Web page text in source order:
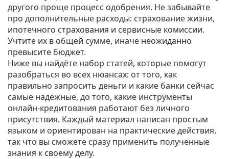
другого проще процесс одобрения. Не забывайте
про дополнительные расходы: страхование жизни,
ипотечного страхования и сервисные комиссии.
Учтите их в общей сумме, иначе неожиданно
превысите бюджет.
Ниже вы найдёте набор статей, которые помогут
разобраться во всех нюансах: от того, как
правильно запросить деньги и какие банки сейчас
самые надёжные, до того, какие инструменты
онлайн‑кредитования работают без личного
присутствия. Каждый материал написан простым
языком и ориентирован на практические действия,
так что вы сможете сразу применить полученные
знания к своему делу.